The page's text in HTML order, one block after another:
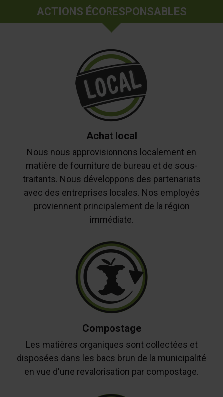
ACTIONS ÉCORESPONSABLES
Achat local
Nous nous approvisionnons localement en
matière de fourniture de bureau et de sous-
traitants. Nous développons des partenariats
avec des entreprises locales. Nos employés
proviennent principalement de la région
immédiate.
Compostage
Les matières organiques sont collectées et
disposées dans les bacs brun de la municipalité
en vue d'une revalorisation par compostage.